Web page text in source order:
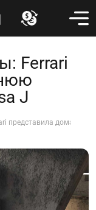
Ferrari
J
представила домашнюю